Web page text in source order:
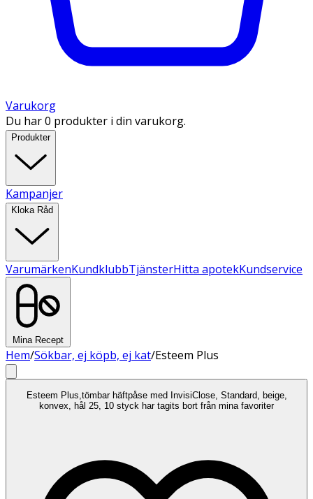
Varukorg
Du har 0 produkter i din varukorg.
Produkter
Kampanjer
Kloka Råd
VarumärkenKundklubbTjänsterHitta apotekKundservice
Mina Recept
Hem/Sökbar, ej köpb, ej kat/Esteem Plus
Esteem Plus,tömbar häftpåse med InvisiClose, Standard, beige,
konvex, hål 25, 10 styck har tagits bort från mina favoriter